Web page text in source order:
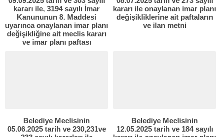
kararı ile, 3194 sayılı İmar
Kanununun 8. Maddesi
uyarınca onaylanan imar planı
değişikliğine ait meclis kararı
ve imar planı paftası
kararı ile onaylanan imar planı
değişikliklerine ait paftaların
ve ilan metni
Belediye Meclisinin
05.06.2025 tarih ve 230,231ve
Belediye Meclisinin
12.05.2025 tarih ve 184 sayılı